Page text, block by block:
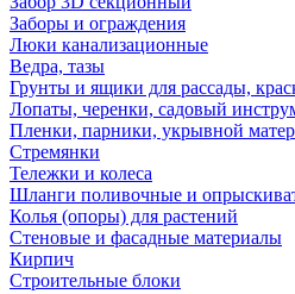
Заборы и ограждения
Люки канализационные
Ведра, тазы
Грунты и ящики для рассады,
Лопаты, черенки, садовый
Пленки, парники, укрывной
Стремянки
Тележки и колеса
Шланги поливочные и
Колья (опоры) для растений
Стеновые и фасадные материалы
Кирпич
Строительные блоки